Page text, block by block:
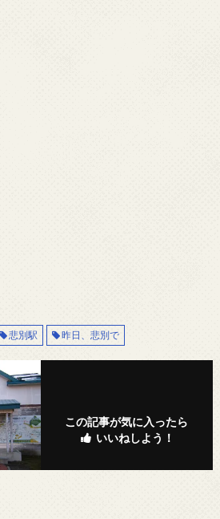
悲別駅 昨日、悲別で
この記事が気に入ったら
いいねしよう！